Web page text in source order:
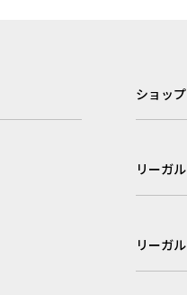
ショッ
リーガ
リーガ